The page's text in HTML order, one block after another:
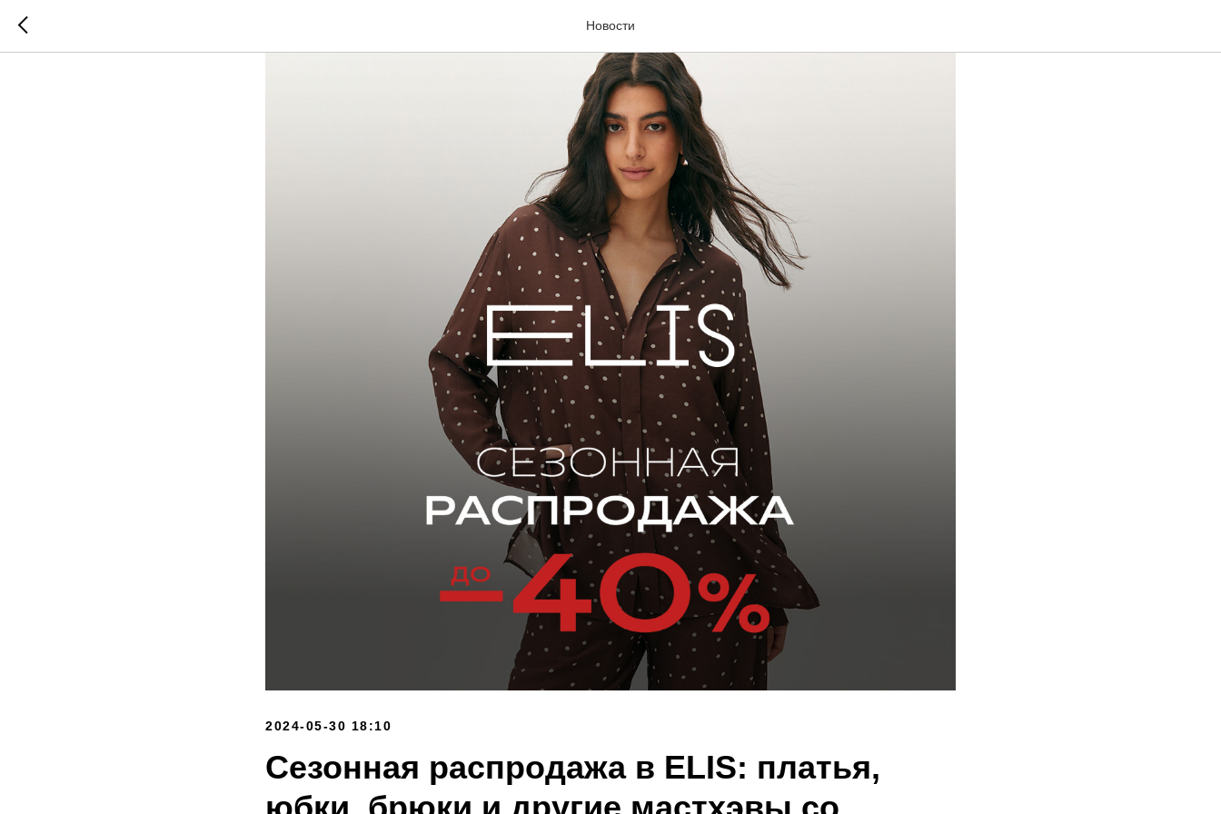
Новости
2024-05-30 18:10
Сезонная распродажа в ELIS: платья,